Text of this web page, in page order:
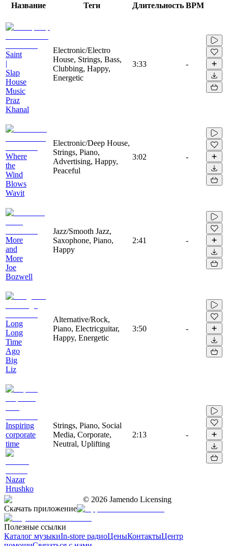
Название Теги Длительность BPM
Saint
|
Slap
House
Music
Praz
Khanal
Electronic/Electro
House, Strings, Bass,
Clubbing, Happy,
Energetic
3:33 -
Where
the
Wind
Blows
Wavit
Electronic/Deep House,
Strings, Piano,
Advertising, Happy,
Peaceful
3:02 -
More
and
More
Joe
Bozwell
Jazz/Smooth Jazz,
Saxophone, Piano,
Happy
2:41 -
Long
Long
Time
Ago
Big
Liz
Alternative/Rock,
Piano, Electricguitar,
Happy, Energetic
3:50 -
Inspiring
corporate
time
Nazar
Hrushko
Strings, Piano, Social
Media, Corporate,
Neutral, Uplifting
2:13 -
© 2026 Jamendo Licensing
Скачать приложение
Полезные ссылки
Каталог музыкиIn-store радиоЦеныКонтактыЦентр